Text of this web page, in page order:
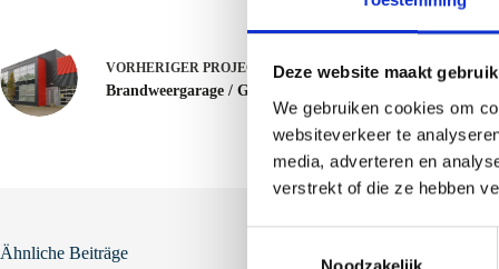
Deze website maakt
We gebruiken cookies om
websiteverkeer te
media, adverteren en
verstrekt of die ze hebben
VORHERIGER PROJECT
Brandweergarage / Gemeentewerf
Ähnliche Beiträge